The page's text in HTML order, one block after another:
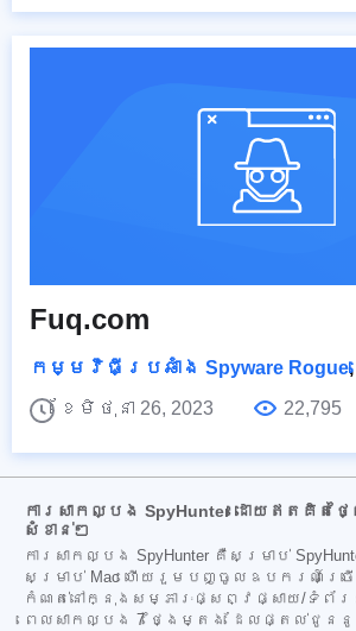
Fuq.com
កម្មវិធីប្រឆាំង Spyware Rogue,
ខែមិថុនា 26, 2023
22,795
ការសាកល្បង SpyHunter ដោយឥតគិត
សំខាន់ៗ
ការសាកល្បង SpyHunter គឺសម្រាប់
សម្រាប់ Mac ហើយរួមបញ្ចូលឧបករណ៍ច្រើ
កំណត់នៅក្នុងសម្ភារៈផ្សព្វផ្សាយ/ទំព័រ
ពេលសាកល្បង 7 ថ្ងៃម្តង ដែលផ្តល់ជូន